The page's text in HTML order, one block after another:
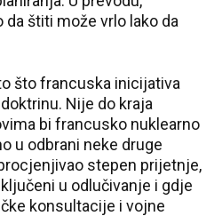
da štiti može vrlo lako da
što francuska inicijativa
Nije do kraja
bi francusko nuklearno
u odbrani neke druge
stepen prijetnje,
u odlučivanje i gdje
konsultacije i vojne